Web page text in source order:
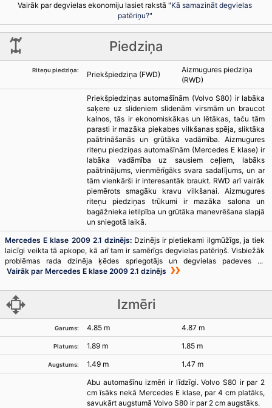
Vairāk par degvielas ekonomiju lasiet rakstā "Kā samazināt degvielas
patēriņu?"
Piedziņa
Riteņu piedziņa: Priekšpiedziņa (FWD)
Aizmugures piedziņa
(RWD)
Priekšpiedziņas automašīnām (Volvo S80) ir labāka
saķere uz slideniem slidenām virsmām un braucot
kalnos, tās ir ekonomiskākas un lētākas, taču tām
parasti ir mazāka piekabes vilkšanas spēja, sliktāka
paātrināšanās un grūtāka vadāmība. Aizmugures
riteņu piedziņas automašīnām (Mercedes E klase) ir
labāka vadāmība uz sausiem ceļiem, labāks
paātrinājums, vienmērīgāks svara sadalījums, un ar
tām vienkārši ir interesantāk braukt. RWD arī vairāk
piemērots smagāku kravu vilkšanai. Aizmugures
riteņu piedziņas trūkumi ir mazāka salona un
bagāžnieka ietilpība un grūtāka manevrēšana slapjā
un sniegotā laikā.
Mercedes E klase 2009 2.1 dzinējs:Dzinējs ir pietiekami ilgmūžīgs, ja tiek
laicīgi veikta tā apkope, kā arī tam ir samērīgs degvielas patēriņš. Visbiežāk
problēmas rada dzinēja ķēdes spriegotājs un degvielas padeves ...
Vairāk par Mercedes E klase 2009 2.1 dzinējs
Izmēri
Garums: 4.85 m 4.87 m
Platums: 1.89 m 1.85 m
Augstums: 1.49 m
1.47 m
Abu automašīnu izmēri ir līdzīgi. Volvo S80 ir par 2
cm īsāks nekā Mercedes E klase, par 4 cm platāks,
savukārt augstumā Volvo S80 ir par 2 cm augstāks.